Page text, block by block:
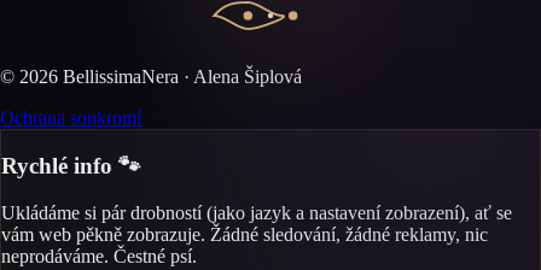
© 2026 BellissimaNera · Alena Šiplová
Ochrana soukromí
Rychlé info 🐾
Ukládáme si pár drobností (jako jazyk a nastavení zobrazení), ať se
vám web pěkně zobrazuje. Žádné sledování, žádné reklamy, nic
neprodáváme. Čestné psí.